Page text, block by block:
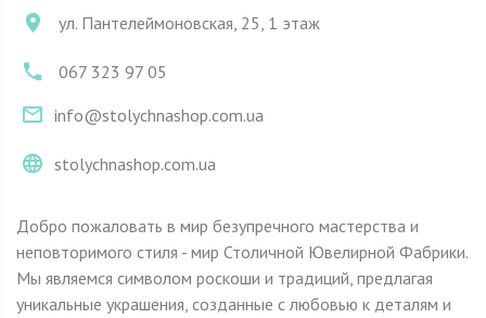
ул. Пантелеймоновская, 25, 1 этаж
067 323 97 05
info@stolychnashop.com.ua
stolychnashop.com.ua
Добро пожаловать в мир безупречного мастерства и
неповторимого стиля - мир Столичной Ювелирной Фабрики.
Мы являемся символом роскоши и традиций, предлагая
уникальные украшения, созданные с любовью к деталям и